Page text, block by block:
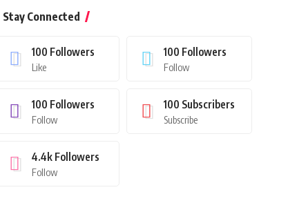
Stay Connected
100 Followers
Like
100 Followers
Follow
100 Followers
Follow
100 Subscribers
Subscribe
4.4k Followers
Follow